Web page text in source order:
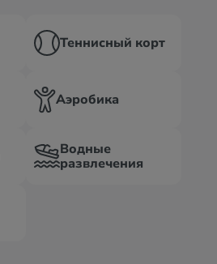
Теннисный корт
Аэробика
Водные
развлечения